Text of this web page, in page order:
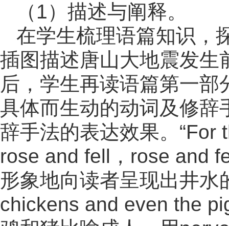
（1）描述与阐释。
在学生梳理语篇知识，
插图描述唐山大地震发生
后，学生再读语篇第一
具体而生动的动词及修辞
辞手法的表达效果。
rose and fell，rose and
形象地向读者呈现出井水
chickens and even the